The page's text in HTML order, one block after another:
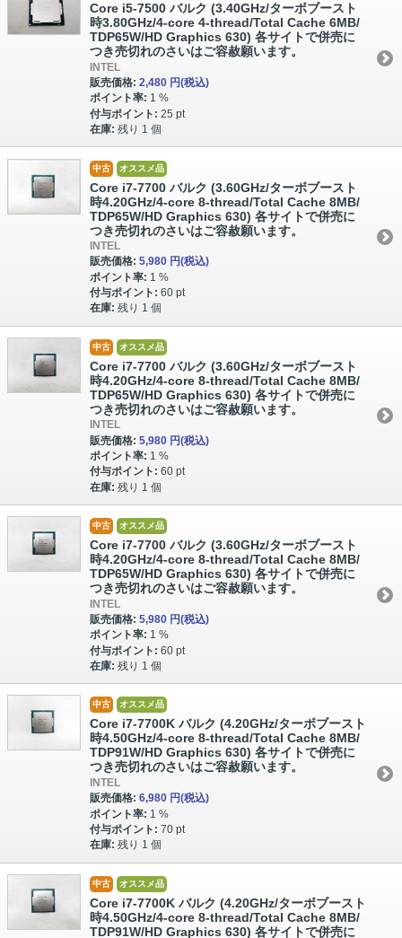
Core i5-7500 バルク (3.40GHz/ターボブースト
時3.80GHz/4-core 4-thread/Total Cache 6MB/
TDP65W/HD Graphics 630) 各サイトで併売に
つき売切れのさいはご容赦願います。
INTEL
販売価格: 2,480 円(税込)
ポイント率: 1 %
付与ポイント: 25 pt
在庫: 残り 1 個
中古 オススメ品
Core i7-7700 バルク (3.60GHz/ターボブースト
時4.20GHz/4-core 8-thread/Total Cache 8MB/
TDP65W/HD Graphics 630) 各サイトで併売に
つき売切れのさいはご容赦願います。
INTEL
販売価格: 5,980 円(税込)
ポイント率: 1 %
付与ポイント: 60 pt
在庫: 残り 1 個
中古 オススメ品
Core i7-7700 バルク (3.60GHz/ターボブースト
時4.20GHz/4-core 8-thread/Total Cache 8MB/
TDP65W/HD Graphics 630) 各サイトで併売に
つき売切れのさいはご容赦願います。
INTEL
販売価格: 5,980 円(税込)
ポイント率: 1 %
付与ポイント: 60 pt
在庫: 残り 1 個
中古 オススメ品
Core i7-7700 バルク (3.60GHz/ターボブースト
時4.20GHz/4-core 8-thread/Total Cache 8MB/
TDP65W/HD Graphics 630) 各サイトで併売に
つき売切れのさいはご容赦願います。
INTEL
販売価格: 5,980 円(税込)
ポイント率: 1 %
付与ポイント: 60 pt
在庫: 残り 1 個
中古 オススメ品
Core i7-7700K バルク (4.20GHz/ターボブースト
時4.50GHz/4-core 8-thread/Total Cache 8MB/
TDP91W/HD Graphics 630) 各サイトで併売に
つき売切れのさいはご容赦願います。
INTEL
販売価格: 6,980 円(税込)
ポイント率: 1 %
付与ポイント: 70 pt
在庫: 残り 1 個
中古 オススメ品
Core i7-7700K バルク (4.20GHz/ターボブースト
時4.50GHz/4-core 8-thread/Total Cache 8MB/
TDP91W/HD Graphics 630) 各サイトで併売に